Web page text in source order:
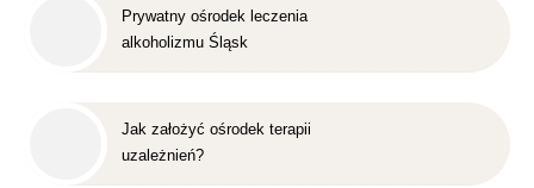
Prywatny ośrodek leczenia
alkoholizmu Śląsk
Jak założyć ośrodek terapii
uzależnień?